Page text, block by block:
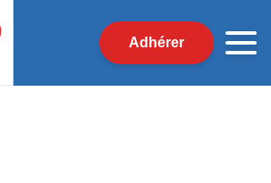
Adhérer